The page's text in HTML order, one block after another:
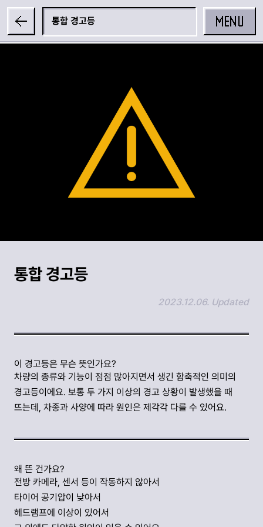
MENU
통합 경고등
통합 경고등
2023.12.06. Updated
이 경고등은 무슨 뜻인가요?
차량의 종류와 기능이 점점 많아지면서 생긴 함축적인 의미의
경고등이에요. 보통 두 가지 이상의 경고 상황이 발생했을 때
뜨는데, 차종과 사양에 따라 원인은 제각각 다를 수 있어요.
왜 뜬 건가요?
전방 카메라, 센서 등이 작동하지 않아서
타이어 공기압이 낮아서
헤드램프에 이상이 있어서
링크 복사하기